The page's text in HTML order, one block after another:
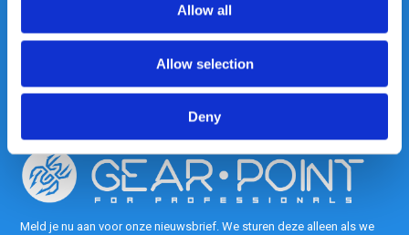
Allow all
Allow selection
Deny
Out of the box met klanten meedenken
is onze kracht.
info@gearpoint.nl
Meld je nu aan voor onze nieuwsbrief. We sturen deze alleen als we